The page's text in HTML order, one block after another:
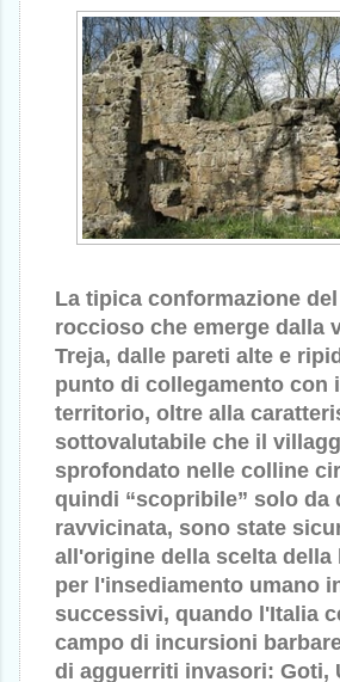
La tipica conformazione
roccioso che emerge dalla
Treja, dalle pareti alte e
punto di collegamento con
territorio, oltre alla
sottovalutabile che il
sprofondato nelle colline
quindi “scopribile” solo da
ravvicinata, sono state
all'origine della scelta della
per l'insediamento umano
successivi, quando l'Italia
campo di incursioni
di agguerriti invasori: Goti,